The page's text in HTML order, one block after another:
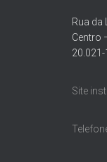
Rua da
Centro
Site